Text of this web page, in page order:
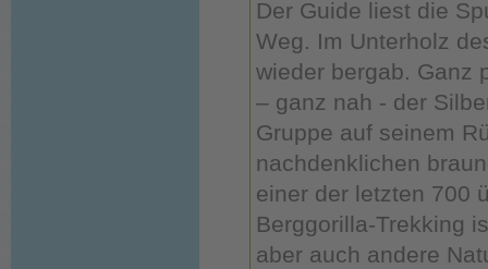
Der Guide liest die
Weg. Im Unterholz
wieder bergab. Ganz
– ganz nah - der
Gruppe auf seinem
nachdenklichen
einer der letzten 700
Berggorilla-Trekking
aber auch andere